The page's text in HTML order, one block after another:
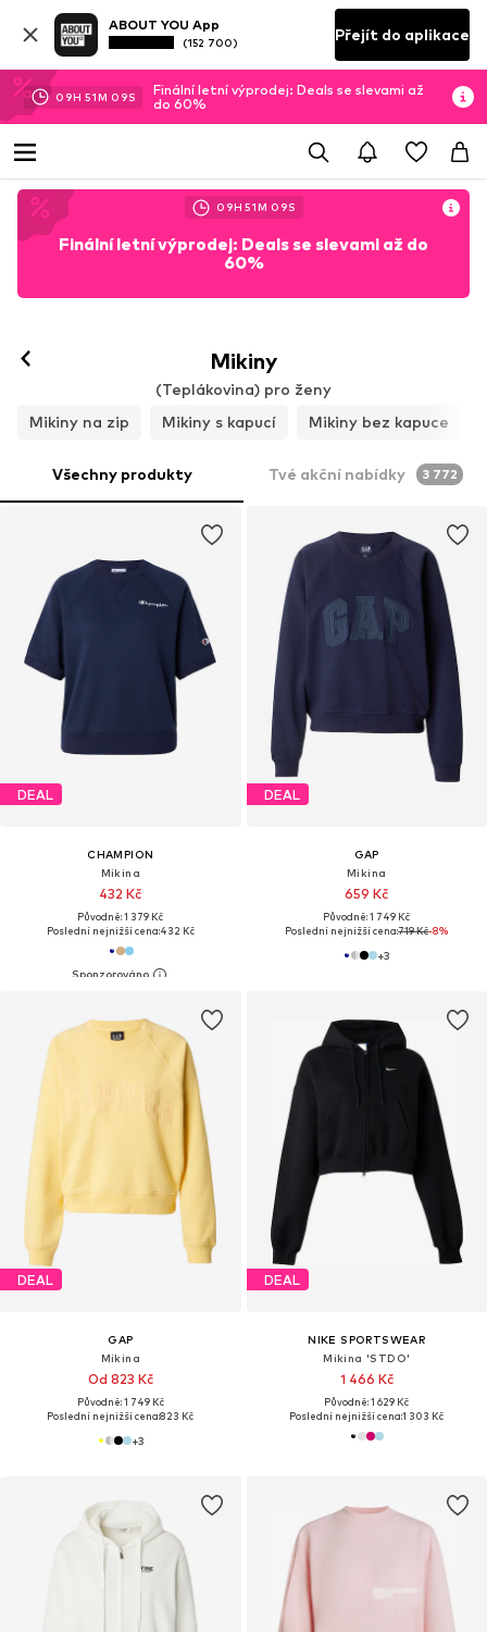
ABOUT YOU App
(152 700) Přejít do aplikace
09H 51M 06S
Finální letní výprodej: Deals se slevami až
do 60%
09H 51M 06S
Finální letní výprodej: Deals se slevami až do
60%
Mikiny
(Teplákovina) pro ženy
Mikiny na zip
Mikiny s kapucí Mikiny bez kapuce
Všechny produkty Tvé akční nabídky 3 772
DEAL
CHAMPION
Mikina
432 Kč
Původně: 1 379 Kč
Poslední nejnižší cena:432 Kč
DEAL
GAP
Mikina
659 Kč
Původně: 1 749 Kč
Poslední nejnižší cena:719 Kč-8%
+3
DEAL
GAP
Mikina
Od 823 Kč
Původně: 1 749 Kč
Poslední nejnižší cena:823 Kč
+3
DEAL
NIKE SPORTSWEAR
Mikina 'STDO'
1 466 Kč
Původně: 1 629 Kč
Poslední nejnižší cena:1 303 Kč